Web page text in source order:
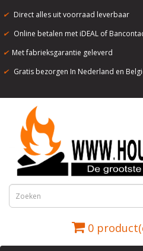
✔ Direct alles uit voorraad leverbaar
✔ Online betalen met iDEAL of
✔ Met fabrieksgarantie geleverd
✔ Gratis bezorgen In Nederland en
0